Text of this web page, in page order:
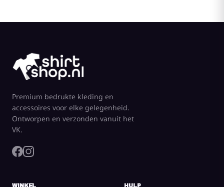
Premium bedrukte kleding en
accessoires voor elke gelegenheid.
Ontworpen en verzonden vanuit het
VK.
WINKEL HULP